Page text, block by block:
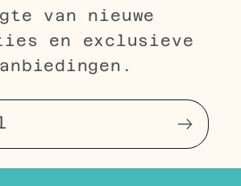
van nieuwe
en exclusieve